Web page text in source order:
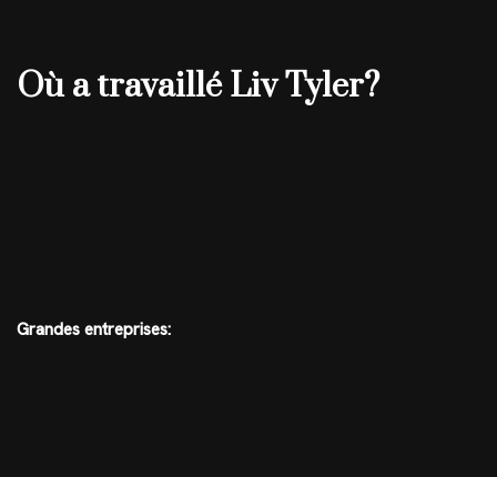
Où a travaillé Liv Tyler?
Grandes entreprises: